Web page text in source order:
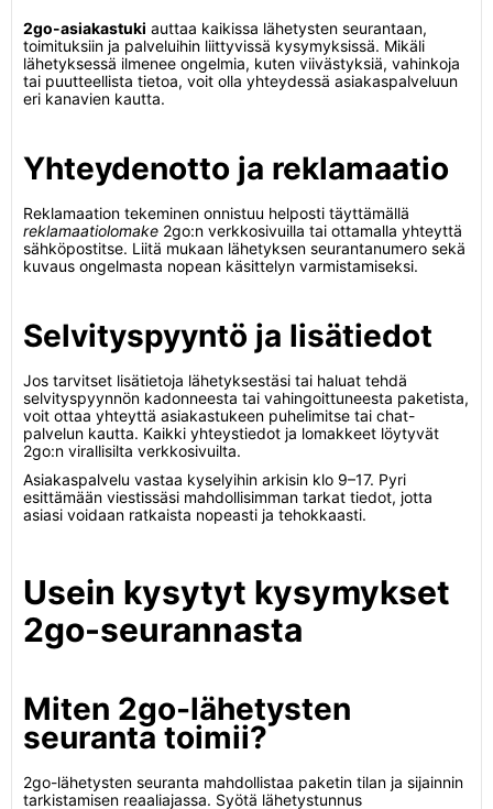
2go-asiakastuki auttaa kaikissa lähetysten seurantaan,
toimituksiin ja palveluihin liittyvissä kysymyksissä. Mikäli
lähetyksessä ilmenee ongelmia, kuten viivästyksiä, vahinkoja
tai puutteellista tietoa, voit olla yhteydessä asiakaspalveluun
eri kanavien kautta.
Yhteydenotto ja reklamaatio
Reklamaation tekeminen onnistuu helposti täyttämällä
reklamaatiolomake 2go:n verkkosivuilla tai ottamalla yhteyttä
sähköpostitse. Liitä mukaan lähetyksen seurantanumero sekä
kuvaus ongelmasta nopean käsittelyn varmistamiseksi.
Selvityspyyntö ja lisätiedot
Jos tarvitset lisätietoja lähetyksestäsi tai haluat tehdä
selvityspyynnön kadonneesta tai vahingoittuneesta paketista,
voit ottaa yhteyttä asiakastukeen puhelimitse tai chat-
palvelun kautta. Kaikki yhteystiedot ja lomakkeet löytyvät
2go:n virallisilta verkkosivuilta.
Asiakaspalvelu vastaa kyselyihin arkisin klo 9–17. Pyri
esittämään viestissäsi mahdollisimman tarkat tiedot, jotta
asiasi voidaan ratkaista nopeasti ja tehokkaasti.
Usein kysytyt kysymykset
2go-seurannasta
Miten 2go-lähetysten
seuranta toimii?
2go-lähetysten seuranta mahdollistaa paketin tilan ja sijainnin
tarkistamisen reaaliajassa. Syötä lähetystunnus